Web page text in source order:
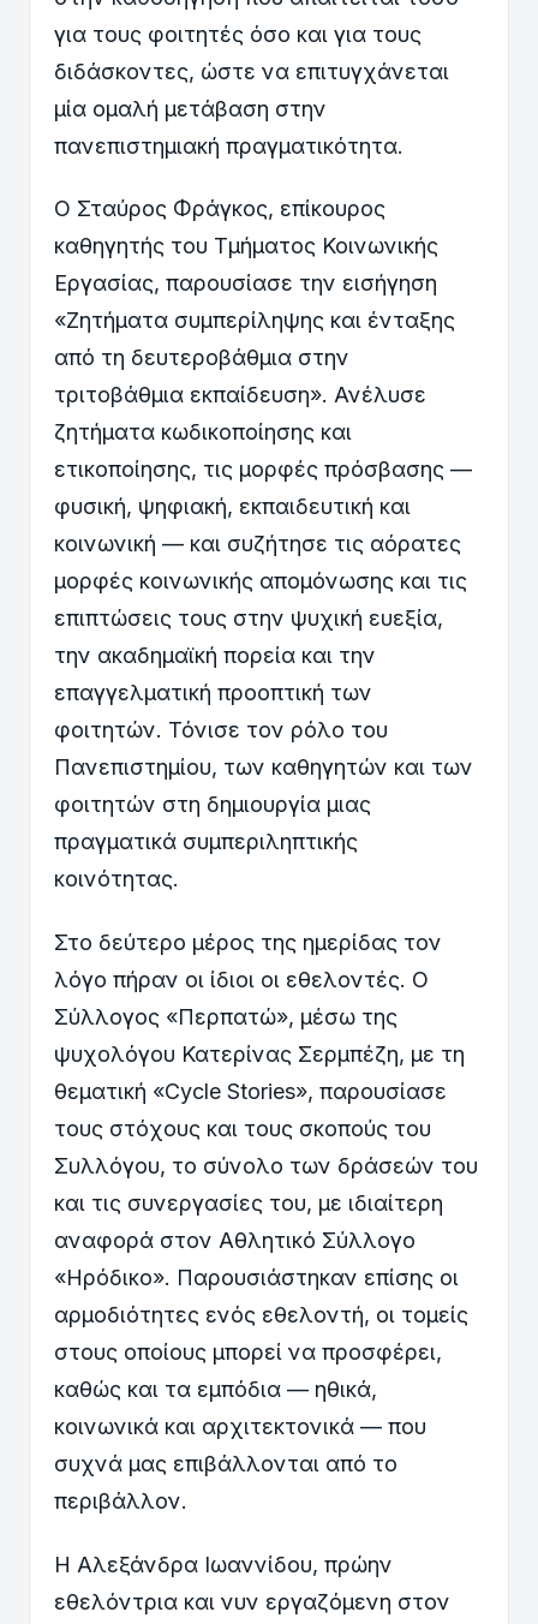
για τους φοιτητές όσο και για τους
διδάσκοντες, ώστε να επιτυγχάνεται
μία ομαλή μετάβαση στην
πανεπιστημιακή πραγματικότητα.
Ο Σταύρος Φράγκος, επίκουρος
καθηγητής του Τμήματος Κοινωνικής
Εργασίας, παρουσίασε την εισήγηση
«Ζητήματα συμπερίληψης και ένταξης
από τη δευτεροβάθμια στην
τριτοβάθμια εκπαίδευση». Ανέλυσε
ζητήματα κωδικοποίησης και
ετικοποίησης, τις μορφές πρόσβασης —
φυσική, ψηφιακή, εκπαιδευτική και
κοινωνική — και συζήτησε τις αόρατες
μορφές κοινωνικής απομόνωσης και τις
επιπτώσεις τους στην ψυχική ευεξία,
την ακαδημαϊκή πορεία και την
επαγγελματική προοπτική των
φοιτητών. Τόνισε τον ρόλο του
Πανεπιστημίου, των καθηγητών και των
φοιτητών στη δημιουργία μιας
πραγματικά συμπεριληπτικής
κοινότητας.
Στο δεύτερο μέρος της ημερίδας τον
λόγο πήραν οι ίδιοι οι εθελοντές. Ο
Σύλλογος «Περπατώ», μέσω της
ψυχολόγου Κατερίνας Σερμπέζη, με τη
θεματική «Cycle Stories», παρουσίασε
τους στόχους και τους σκοπούς του
Συλλόγου, το σύνολο των δράσεών του
και τις συνεργασίες του, με ιδιαίτερη
αναφορά στον Αθλητικό Σύλλογο
«Ηρόδικο». Παρουσιάστηκαν επίσης οι
αρμοδιότητες ενός εθελοντή, οι τομείς
στους οποίους μπορεί να προσφέρει,
καθώς και τα εμπόδια — ηθικά,
κοινωνικά και αρχιτεκτονικά — που
συχνά μας επιβάλλονται από το
περιβάλλον.
Η Αλεξάνδρα Ιωαννίδου, πρώην
εθελόντρια και νυν εργαζόμενη στον